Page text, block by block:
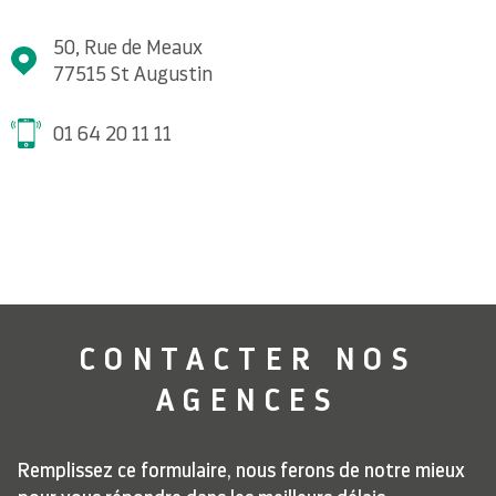
50, Rue de Meaux
77515
St Augustin
01 64 20 11 11
CONTACTER
NOS
AGENCES
Remplissez ce formulaire, nous ferons de notre mieux